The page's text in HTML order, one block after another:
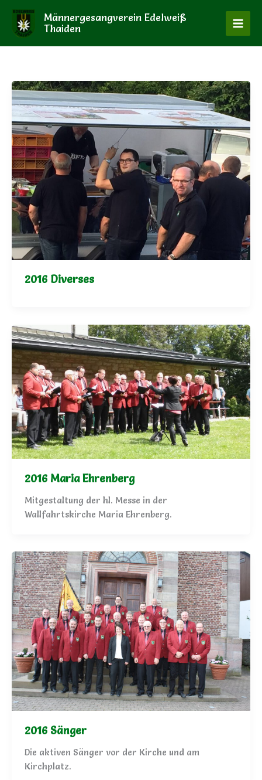
Inhalt
springen
Männergesangverein Edelweiß
Thaiden
2016 Diverses
2016 Maria Ehrenberg
Mitgestaltung der hl. Messe in der
Wallfahrtskirche Maria Ehrenberg.
2016 Sänger
Die aktiven Sänger vor der Kirche und am
Kirchplatz.